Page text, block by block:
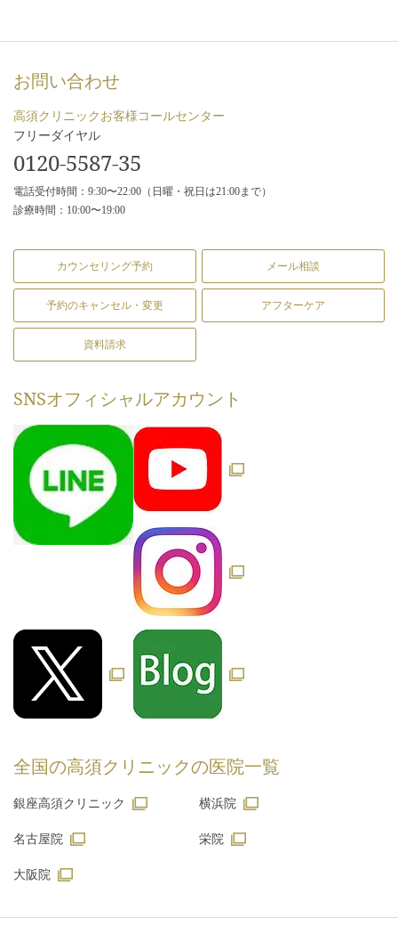
お問い合わせ
高須クリニックお客様コールセンター
フリーダイヤル
0120-5587-35
電話受付時間：9:30〜22:00（日曜・祝日は21:00まで）
診療時間：10:00〜19:00
カウンセリング予約 メール相談
予約のキャンセル・変更 アフターケア
資料請求
SNSオフィシャルアカウント
全国の高須クリニックの医院一覧
銀座高須クリニック 横浜院
名古屋院 栄院
大阪院